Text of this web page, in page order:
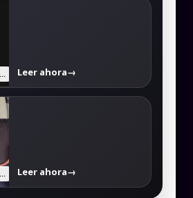
TikTok XXX , tiktokers xxx y videos filtrados completos Leer ahora→
TikTok XXX , tiktokers xxx y videos filtrados completos Leer ahora→